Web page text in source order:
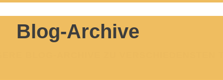
Blog-Archive
BLOG-ARCHIVE ZU VERSCHIEDENSTEN